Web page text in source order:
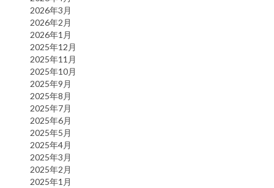
2026年3月
2026年2月
2026年1月
2025年12月
2025年11月
2025年10月
2025年9月
2025年8月
2025年7月
2025年6月
2025年5月
2025年4月
2025年3月
2025年2月
2025年1月